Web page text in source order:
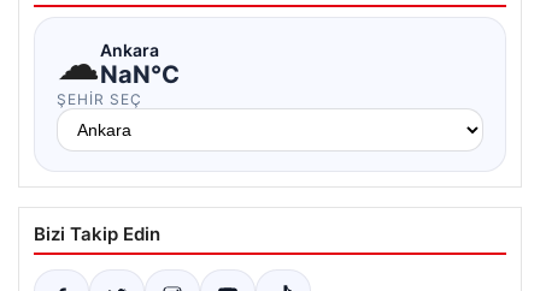
☁Ankara
NaN°C
ŞEHIR SEÇ
Bizi Takip Edin